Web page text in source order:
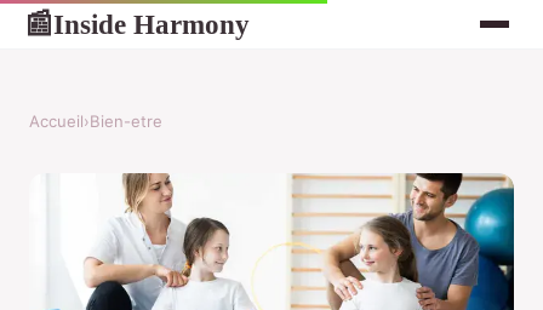
📰Inside Harmony
Accueil›Bien-etre